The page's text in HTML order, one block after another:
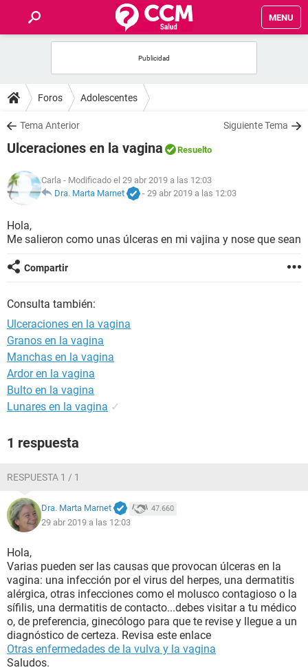
MENU
FOROS
SALUD
NUTRICIÓN
BIENESTAR
SEXUALIDAD
GLOSARIO
Foros Adolescentes
Tema Anterior Siguiente Tema
Ulceraciones en la vagina Resuelto
Carla - Modificado el 29 abr 2019 a las 12:03
Dra. Marta Marnet
- 29 abr 2019 a las 12:03
Hola,
Me salieron como unas úlceras en mi vajina y nose que sean
Compartir
Consulta también:
Ulceraciones en la vagina
Granos en la vagina
Manchas en la vagina
Ardor en la vagina
Bulto en la vagina
Lunares en la vagina ✓
1 respuesta
RESPUESTA 1 / 1
Dra. Marta Marnet 47.660
29 abr 2019 a las 12:03
Hola,
Varias pueden ser las causas que provocan úlceras en la
vagina: una infección por el virus del herpes, una dermatitis
alérgica, otras infecciones como el molusco contagioso o la
sífilis, una dermatitis de contacto...debes visitar a tu médico
o, de preferencia, ginecólogo para que te revise y llegue a un
diagnóstico de certeza. Revisa este enlace
Otras enfermedades de la vulva y la vagina
Saludos.